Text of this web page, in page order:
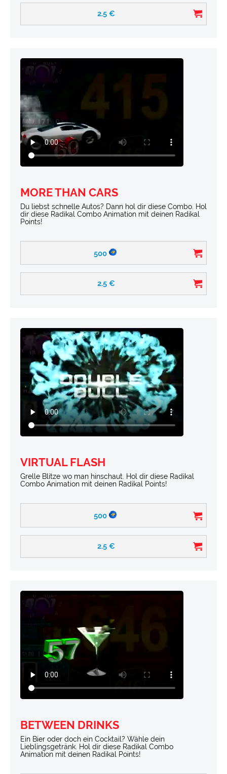
2.5 €
MORE THAN CARS
Du liebst schnelle Autos? Dann hol dir diese Combo. Hol
dir diese Radikal Combo Animation mit deinen Radikal
Points!
500
2.5 €
VIRTUAL FLASH
Grelle Blitze wo man hinschaut. Hol dir diese Radikal
Combo Animation mit deinen Radikal Points!
500
2.5 €
BETWEEN DRINKS
Ein Bier oder doch ein Cocktail? Wähle dein
Lieblingsgetränk. Hol dir diese Radikal Combo
Animation mit deinen Radikal Points!